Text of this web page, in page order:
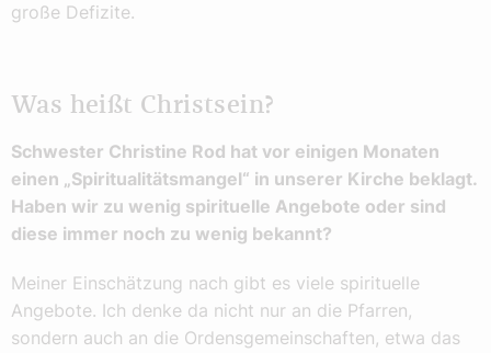
große Defizite.
Was heißt Christsein?
Schwester Christine Rod hat vor einigen Monaten
einen „Spiritualitätsmangel“ in unserer Kirche beklagt.
Haben wir zu wenig spirituelle Angebote oder sind
diese immer noch zu wenig bekannt?
Meiner Einschätzung nach gibt es viele spirituelle
Angebote. Ich denke da nicht nur an die Pfarren,
sondern auch an die Ordensgemeinschaften, etwa das